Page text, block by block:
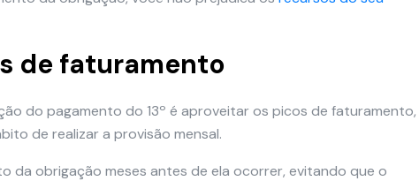
de faturamento
do pagamento do 13º é aproveitar os picos de faturamento,
de realizar a provisão mensal.
da obrigação meses antes de ela ocorrer, evitando que o